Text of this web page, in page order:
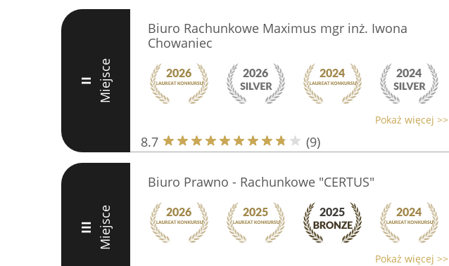
II Miejsce
Biuro Rachunkowe Maximus mgr inż. Iwona
Chowaniec
Pokaż więcej >>
8.7 (9)
III Miejsce
Biuro Prawno - Rachunkowe "CERTUS"
Pokaż więcej >>